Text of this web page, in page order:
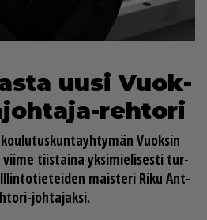
uu­si Vuok­
reh­to­ri
Vuok­sin
tiis­tai­na yk­si­mie­li­ses­ti tur­
mais­te­ri Riku Ant­
joh­ta­jak­si.